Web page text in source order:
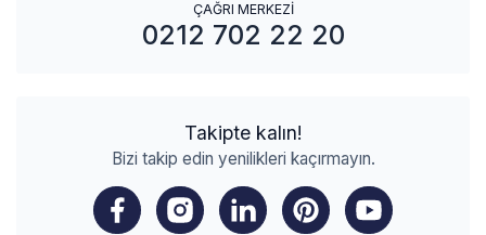
ÇAĞRI MERKEZİ
0212 702 22 20
Takipte kalın!
Bizi takip edin yenilikleri kaçırmayın.